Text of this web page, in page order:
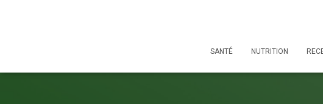
SANTÉ NUTRITION